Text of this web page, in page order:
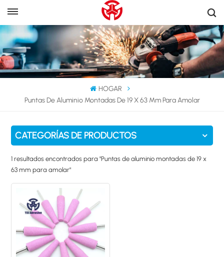
HOGAR
Puntas De Aluminio Montadas De 19 X 63 Mm Para Amolar
CATEGORÍAS DE PRODUCTOS
1 resultados encontrados para "Puntas de aluminio montadas de 19 x
63 mm para amolar"